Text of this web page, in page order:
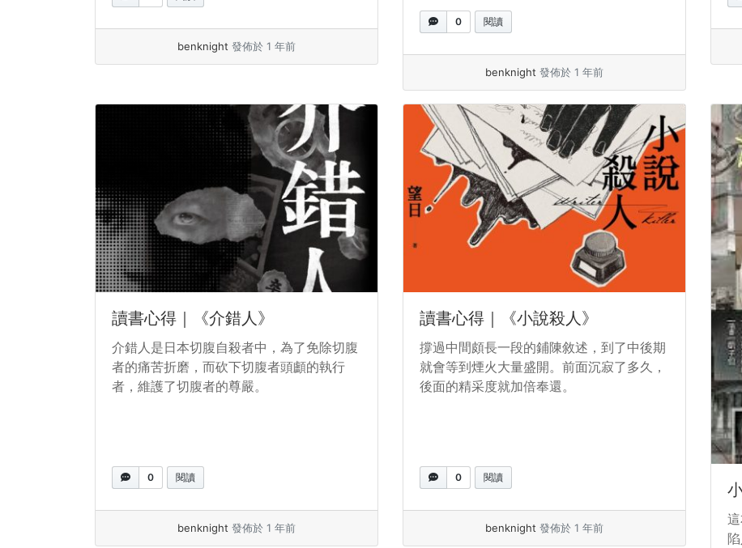
benknight 發佈於 1 年前
0 閱讀
benknight 發佈於 1 年前
讀書心得｜《介錯人》
介錯人是日本切腹自殺者中，為了免除切腹
者的痛苦折磨，而砍下切腹者頭顱的執行
者，維護了切腹者的尊嚴。
0 閱讀
benknight 發佈於 1 年前
讀書心得｜《小說殺人》
撐過中間頗長一段的鋪陳敘述，到了中後期
就會等到煙火大量盛開。前面沉寂了多久，
後面的精采度就加倍奉還。
0 閱讀
benknight 發佈於 1 年前